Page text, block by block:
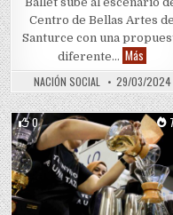
Centro de Bellas Artes de
Santurce con una
diferente… Más
NACIÓN SOCIAL 29/03/2024
0
Posted in